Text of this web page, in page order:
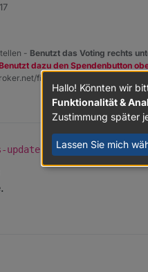
- Benutzt das Voting rechts
dazu den Spendenbutton
fix.sh | bash -
20
Hallo! Könnten wir
Funktionalität &
Zustimmung später
Lassen Sie mich